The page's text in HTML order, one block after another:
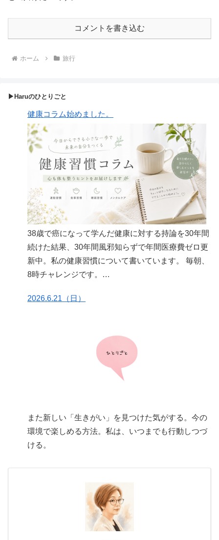
コメントを書き込む
ホーム 旅行
▶Haruのひとりごと
健康コラム始めました。
38歳で癌になって学んだ健康に対する持論を30年間
続けた結果、30年間風邪知らずで年間医療費ゼロ更
新中。私の健康習慣について書いています。 毎朝、
8時チャレンジです。
2026.6.21（日）
また新しい「生きがい」を見つけた気がする。今の
環境で楽しめる方法。私は、いつまでも行動しつづ
ける。